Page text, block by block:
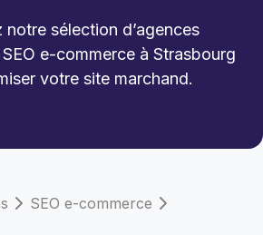
notre sélection d’agences
e-commerce à Strasbourg
votre site marchand.
SEO e-commerce